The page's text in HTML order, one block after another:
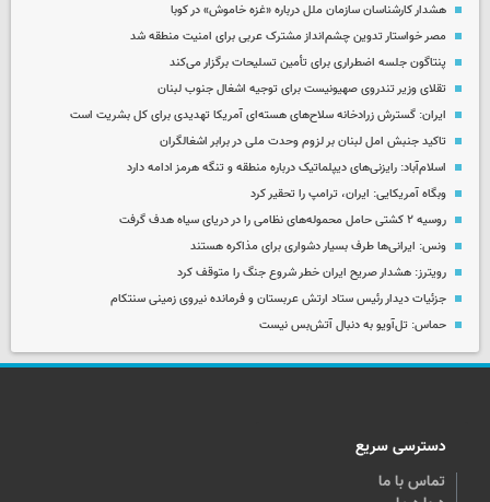
هشدار کارشناسان سازمان ملل درباره «غزه‌ خاموش» در کوبا
مصر خواستار تدوین چشم‌انداز مشترک عربی برای امنیت منطقه شد
پنتاگون جلسه اضطراری برای تأمین تسلیحات برگزار می‌کند
تقلای وزیر تندروی صهیونیست برای توجیه اشغال جنوب لبنان
ایران: گسترش زرادخانه سلاح‌های هسته‌ای آمریکا تهدیدی برای کل بشریت است
تاکید جنبش امل لبنان بر لزوم وحدت ملی در برابر اشغالگران
اسلام‌آباد: رایزنی‌های دیپلماتیک درباره منطقه و تنگه هرمز ادامه دارد
وبگاه آمریکایی: ایران، ترامپ را تحقیر کرد
روسیه ۲ کشتی حامل محموله‌های نظامی را در دریای سیاه هدف گرفت
ونس: ایرانی‌ها طرف بسیار دشواری برای مذاکره هستند
رویترز: هشدار صریح ایران خطر شروع جنگ را متوقف کرد
جزئیات دیدار رئیس ستاد ارتش عربستان و فرمانده نیروی زمینی سنتکام
حماس: تل‌آویو به دنبال آتش‌بس نیست
دسترسی سریع
تماس با ما